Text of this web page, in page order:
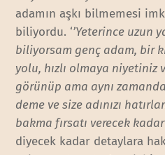
adamın aşkı bilmemesi
biliyordu. ‘’Yeterince uzun
biliyorsam genç adam, bir
yolu, hızlı olmaya niyetiniz
görünüp ama aynı
deme ve size adınızı
bakma fırsatı verecek
diyecek kadar detaylara